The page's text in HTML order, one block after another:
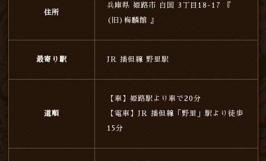
住所
兵庫県 姫路市 白国 3丁目18-17 『
(旧)梅麟館 』
最寄り駅 JR 播但線 野里駅
道順
【車】姫路駅より車で20分
【電車】JR 播但線「野里」駅より徒歩
15分